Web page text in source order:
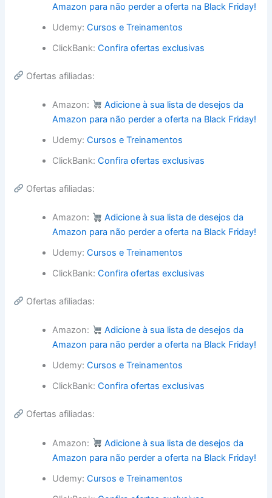
Amazon para não perder a oferta na Black Friday!
Udemy:Cursos e Treinamentos
ClickBank:Confira ofertas exclusivas
Ofertas afiliadas:
Amazon:
Adicione à sua lista de desejos da
Amazon para não perder a oferta na Black Friday!
Udemy:Cursos e Treinamentos
ClickBank:Confira ofertas exclusivas
Ofertas afiliadas:
Amazon:
Adicione à sua lista de desejos da
Amazon para não perder a oferta na Black Friday!
Udemy:Cursos e Treinamentos
ClickBank:Confira ofertas exclusivas
Ofertas afiliadas:
Amazon:
Adicione à sua lista de desejos da
Amazon para não perder a oferta na Black Friday!
Udemy:Cursos e Treinamentos
ClickBank:Confira ofertas exclusivas
Ofertas afiliadas:
Amazon:
Adicione à sua lista de desejos da
Amazon para não perder a oferta na Black Friday!
Udemy:Cursos e Treinamentos